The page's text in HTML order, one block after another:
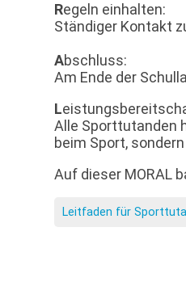
Regeln einhalten:
Ständiger Kontakt
Abschluss:
Am Ende der
L
Alle Sporttutanden
beim Sport,
Auf dieser MORAL
Leitfaden für